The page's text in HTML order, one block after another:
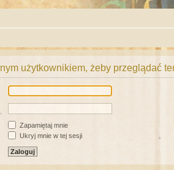
użytkownikiem, żeby przeglądać
Zapamiętaj mnie
Ukryj mnie w tej sesji